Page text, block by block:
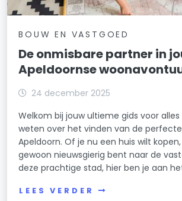
BOUW EN VASTGOED
De onmisbare partner in
Apeldoornse
24 december 2025
Welkom bij jouw ultieme gids voor
weten over het vinden van de
Apeldoorn. Of je nu een huis wilt
gewoon nieuwsgierig bent naar de
deze prachtige stad, hier ben je aan
LEES VERDER